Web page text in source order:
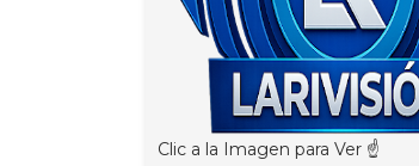
Clic a la Imagen para Ver ☝️